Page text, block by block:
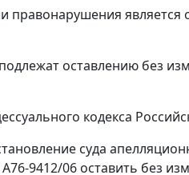
правонарушения
оставлению без
кодекса
суда
9412/06 оставить без